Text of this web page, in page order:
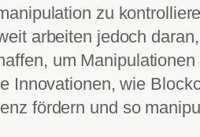
zu
arbeiten jedoch
um
Innovationen, wie
fördern und so